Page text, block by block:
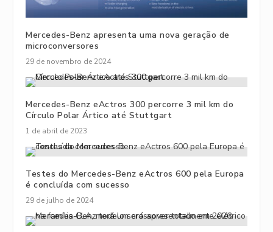
Mercedes-Benz apresenta uma nova geração de
microconversores
29 de novembro de 2024
Mercedes-Benz eActros 300 percorre 3 mil km do
Círculo Polar Ártico até Stuttgart
1 de abril de 2023
Testes do Mercedes-Benz eActros 600 pela Europa
é concluída com sucesso
29 de julho de 2024